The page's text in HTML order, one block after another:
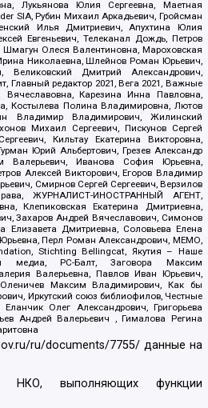
Лукьянова Юлия Сергеевна, Маетная
SIA, Рубин Михаил Аркадьевич, Гройсман
Илья Дмитриевич, Апухтина Юлия
Евгеньевич, Телеканал Дождь, Петров
Олеся Валентиновна, Мароховская
Николаевна, Шлейнов Роман Юрьевич,
Дмитрий Александрович,
Главный редактор 2021, Вега 2021, Важные
Вячеславовна, Карезина Инна Павловна,
Костылева Полина Владимировна, Лютов
Владимир Владимирович, Жилинский
Михаил Сергеевич, Пискунов Сергей
Кильтау Екатерина Викторовна,
Юрий Альбертович, Грезев Александр
Валерьевич, Иванова София Юрьевна,
Алексей Викторович, Егоров Владимир
Смирнов Сергей Сергеевич, Верзилов
ЖУРНАЛИСТ-ИНОСТРАННЫЙ АГЕНТ,
Клепиковская Екатерина Дмитриевна,
Захаров Андрей Вячеславович, Симонов
Елизавета Дмитриевна, Соловьева Елена
Перл Роман Александрович, МЕМО,
Stichting Bellingcat, Якутия – Наше
медиа, РС-Балт, Заговора Максим
Валерьевна, Павлов Иван Юрьевич,
Оленичев Максим Владимирович, Как бы
Иркутский союз библиофилов, Честные
Олег Александрович, Григорьева
Андрей Валерьевич , Гималова Регина
ru/documents/7755/ данные на
НКО, выполняющих функции